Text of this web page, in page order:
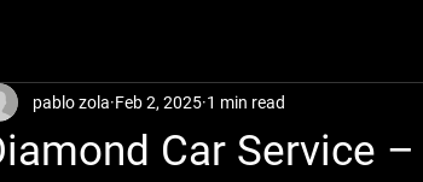
pablo zola Feb 2, 2025 1 min read